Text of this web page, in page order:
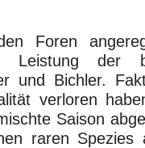
Foren
Leistung der
und Bichler.
verloren
Saison
raren Spezies